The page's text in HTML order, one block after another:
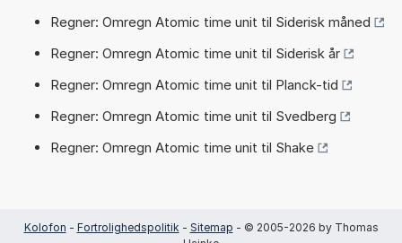
Regner: Omregn Atomic time unit til Siderisk måned
Regner: Omregn Atomic time unit til Siderisk år
Regner: Omregn Atomic time unit til Planck-tid
Regner: Omregn Atomic time unit til Svedberg
Regner: Omregn Atomic time unit til Shake
Kolofon - Fortrolighedspolitik - Sitemap - © 2005-2026 by Thomas